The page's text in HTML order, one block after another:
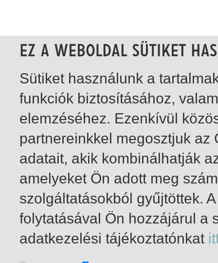
1-1 / total 1 hit
Sütiket használunk a
funkciók biztosításához,
elemzéséhez. Ezenkívül
partnereinkkel megosztjuk
adatait, akik kombinálhatják
amelyeket Ön adott meg
szolgáltatásokból gyűjtöttek.
folytatásával Ön hozzájárul a
adatkezelési tájékoztatónkat